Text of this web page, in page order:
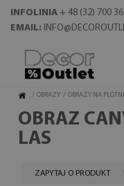
INFOLINIA + 48 (32) 700
EMAIL:
/ OBRAZY / OBRAZY NA
OBRAZ
LAS
ZAPYTAJ O PRODUKT